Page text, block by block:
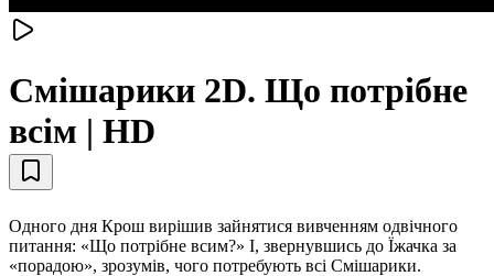
Смiшарики 2D. Що потрібне
всім | HD
Одного дня Крош вирішив зайнятися вивченням одвічного
питання: «Що потрібне всим?» І, звернувшись до Їжачка за
«порадою», зрозумів, чого потребують всі Смішарики.